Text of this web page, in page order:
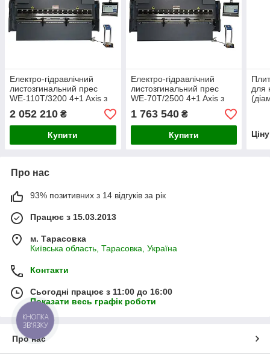
Електро-гідравлічний
листозгинальний прес
WE-110T/3200 4+1 Axis з
DELEM DA53TX 2D
(3250x1800x2780 мм, 11
кВт)
2 052 210 ₴
Купити
Електро-гідравлічний
листозгинальний прес
WE-70T/2500 4+1 Axis з
DELEM DA53TX 2D
(3250x1800x2780 мм, 5,5
кВт)
1 763 540₴
Купити
для
Про нас
93% позитивних з 14 відгуків за рік
Працює з 15.03.2013
м. Тарасовка
Київська область, Тарасовка, Україна
Контакти
Сьогодні працює з 11:00 до 16:00
Показати весь графік роботи
Про нас
КНОПКА
ЗВ'ЯЗКУ